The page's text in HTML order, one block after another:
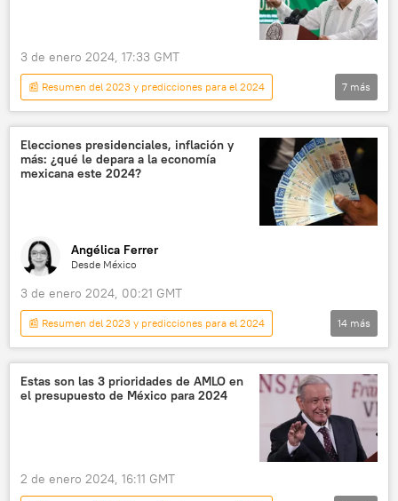
Rusia
3 de enero 2024, 17:33 GMT
📰 Resumen del 2023 y predicciones para el 2024
América Latina
Andrés Manuel López Obrador
México
remesas
📈 Mercados y finanzas
7 más
Elecciones presidenciales, inflación y
más: ¿qué le depara a la economía
mexicana este 2024?
Angélica Ferrer
Desde México
3 de enero 2024, 00:21 GMT
📰 Resumen del 2023 y predicciones para el 2024
📈 Mercados y finanzas
México
💬 Opinión y Análisis
peso mexicano
salario mínimo
inflación
Andrés Manuel López Obrador
14 más
Estas son las 3 prioridades de AMLO en
el presupuesto de México para 2024
2 de enero 2024, 16:11 GMT